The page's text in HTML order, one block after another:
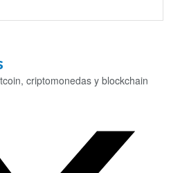
criptomonedas y blockchain